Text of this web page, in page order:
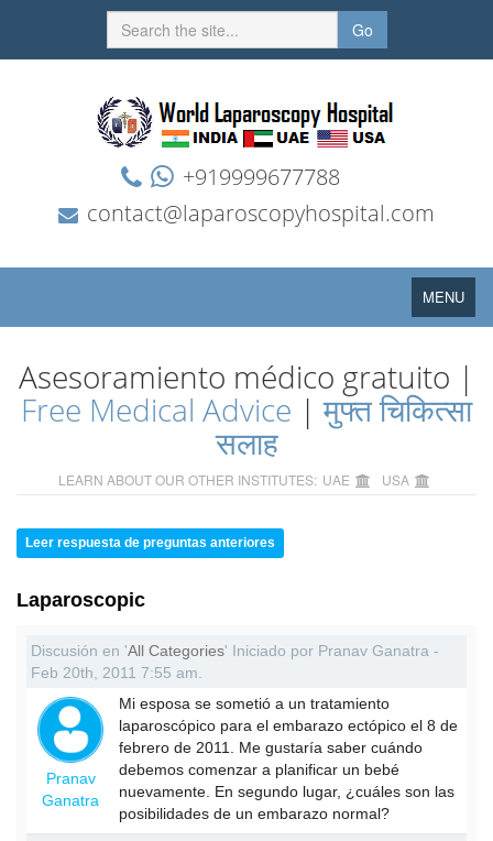
Go
+919999677788
contact@laparoscopyhospital.com
Toggle
navigation
MENU
Asesoramiento médico gratuito |
Free Medical Advice |मुफ्त चिकित्सा
सलाह
LEARN ABOUT OUR OTHER INSTITUTES: UAE USA
Leer respuesta de preguntas anteriores
Laparoscopic
Discusión en 'All Categories' Iniciado por Pranav Ganatra -
Feb 20th, 2011 7:55 am.
Pranav
Ganatra
Mi esposa se sometió a un tratamiento
laparoscópico para el embarazo ectópico el 8 de
febrero de 2011. Me gustaría saber cuándo
debemos comenzar a planificar un bebé
nuevamente. En segundo lugar, ¿cuáles son las
posibilidades de un embarazo normal?